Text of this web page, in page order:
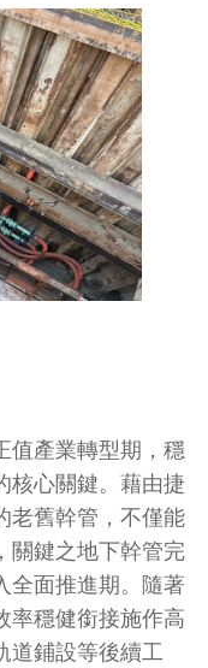
值產業轉型期，穩
核心關鍵。藉由捷
老舊幹管，不僅能
關鍵之地下幹管完
全面推進期。隨著
率穩健銜接施作高
道鋪設等後續工